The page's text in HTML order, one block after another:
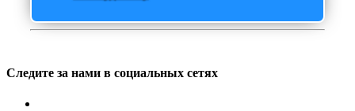
Следите за нами в социальных сетях